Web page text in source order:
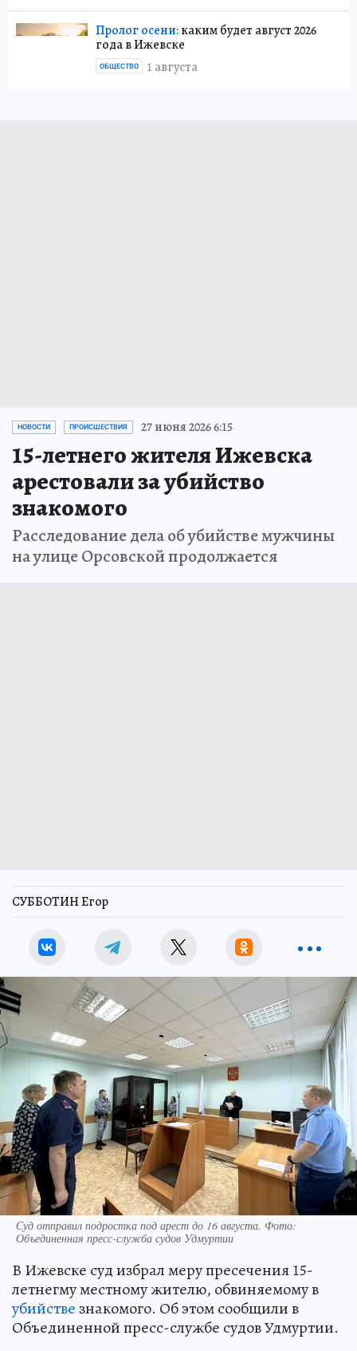
Пролог осени:каким будет август 2026
года в Ижевске
1 августа
ОБЩЕСТВО
НОВОСТИ ПРОИСШЕСТВИЯ 27 июня 2026 6:15
15-летнего жителя Ижевска
арестовали за убийство
знакомого
Расследование дела об убийстве мужчины
на улице Орсовской продолжается
СУББОТИН Егор
Суд отправил подростка под арест до 16 августа. Фото:
Объединенная пресс-служба судов Удмуртии
В Ижевске суд избрал меру пресечения 15-
летнегму местному жителю, обвиняемому в
убийстве знакомого. Об этом сообщили в
Объединенной пресс-службе судов Удмуртии.